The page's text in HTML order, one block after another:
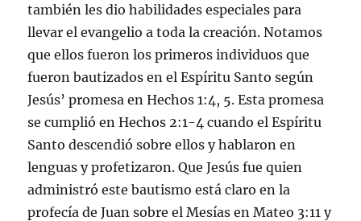
también les dio habilidades especiales para
llevar el evangelio a toda la creación. Notamos
que ellos fueron los primeros individuos que
fueron bautizados en el Espíritu Santo según
Jesús’ promesa en Hechos 1:4, 5. Esta promesa
se cumplió en Hechos 2:1-4 cuando el Espíritu
Santo descendió sobre ellos y hablaron en
lenguas y profetizaron. Que Jesús fue quien
administró este bautismo está claro en la
profecía de Juan sobre el Mesías en Mateo 3:11 y